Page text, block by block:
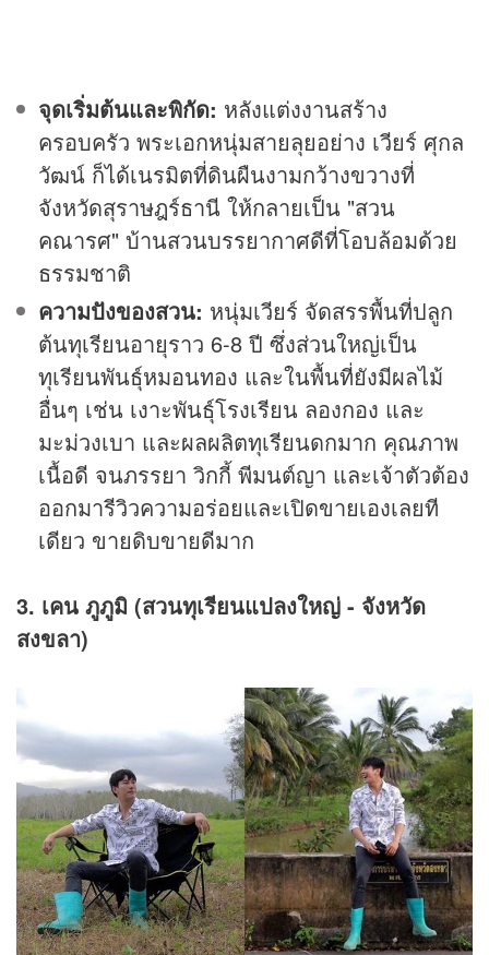
จุดเริ่มต้นและพิกัด: หลังแต่งงานสร้าง
ครอบครัว พระเอกหนุ่มสายลุยอย่าง เวียร์ ศุกล
วัฒน์ ก็ได้เนรมิตที่ดินผืนงามกว้างขวางที่
จังหวัดสุราษฎร์ธานี ให้กลายเป็น "สวน
คณารศ" บ้านสวนบรรยากาศดีที่โอบล้อมด้วย
ธรรมชาติ
ความปังของสวน: หนุ่มเวียร์ จัดสรรพื้นที่ปลูก
ต้นทุเรียนอายุราว 6-8 ปี ซึ่งส่วนใหญ่เป็น
ทุเรียนพันธุ์หมอนทอง และในพื้นที่ยังมีผลไม้
อื่นๆ เช่น เงาะพันธุ์โรงเรียน ลองกอง และ
มะม่วงเบา และผลผลิตทุเรียนดกมาก คุณภาพ
เนื้อดี จนภรรยา วิกกี้ พีมนต์ญา และเจ้าตัวต้อง
ออกมารีวิวความอร่อยและเปิดขายเองเลยที
เดียว ขายดิบขายดีมาก
3. เคน ภูภูมิ (สวนทุเรียนแปลงใหญ่ - จังหวัด
สงขลา)